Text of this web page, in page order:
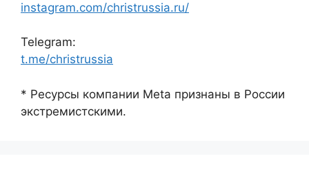
instagram.com/christrussia.ru/
Telegram:
t.me/christrussia
* Ресурсы компании Meta признаны в России
экстремистскими.